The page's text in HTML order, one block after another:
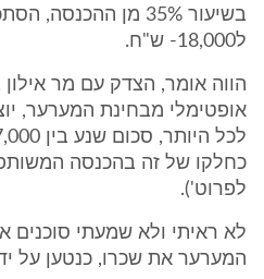
בשיעור 35% מן
ל18,000- ש"ח.
הווה אומר, הצדק עם מר
אופטימלי מבחינת המערער,
לפרוט').
לא ראיתי ולא שמעתי סוכנים
המערער את שכרו, כנטען על